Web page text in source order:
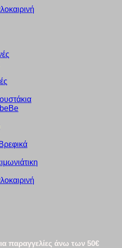
παραγγελίες άνω των 50€